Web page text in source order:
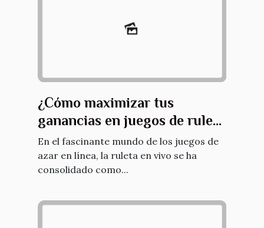
¿Cómo maximizar tus
ganancias en juegos de ruleta
en vivo?
En el fascinante mundo de los juegos de
azar en línea, la ruleta en vivo se ha
consolidado como...